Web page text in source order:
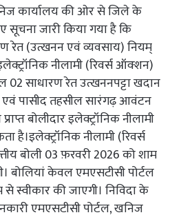
कार्यालय की ओर से जिले के
सूचना जारी किया गया है कि
रेत (उत्खनन एवं व्यवसाय) नियम्
नीलामी (रिवर्स ऑक्शन)
साधारण रेत उत्खननपट्टा खदान
पासीद तहसील सारंगढ़ आवंटन
बोलीदार इलेक्ट्रॉनिक नीलामी
नीलामी (रिवर्स
बोली 03 फ़रवरी 2026 को शाम
बोलियां केवल एमएसटीसी पोर्टल
स्वीकार की जाएगी। निविदा के
एमएसटीसी पोर्टल, खनिज